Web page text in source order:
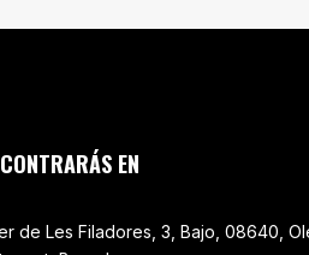
EN
de Les Filadores, 3, Bajo, 08640,